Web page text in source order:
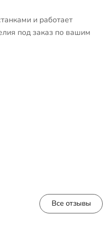
и работает
под заказ по вашим
Все отзывы